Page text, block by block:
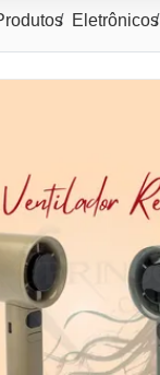
Eletrônicos